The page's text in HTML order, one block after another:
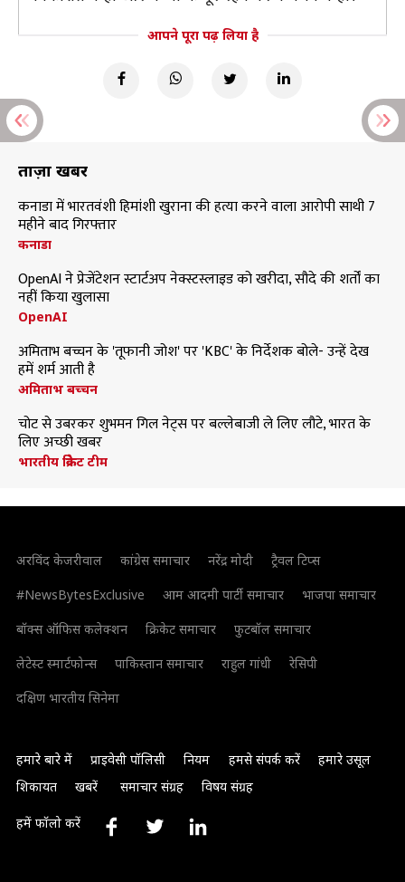
आपने पूरा पढ़ लिया है
ताज़ा खबरें
कनाडा में भारतवंशी हिमांशी खुराना की हत्या करने वाला आरोपी साथी 7
महीने बाद गिरफ्तार
कनाडा
OpenAI ने प्रेजेंटेशन स्टार्टअप नेक्स्टस्लाइड को खरीदा, सौदे की शर्तों का
नहीं किया खुलासा
OpenAI
अमिताभ बच्चन के 'तूफानी जोश' पर 'KBC' के निर्देशक बोले- उन्हें देख
हमें शर्म आती है
अमिताभ बच्चन
चोट से उबरकर शुभमन गिल नेट्स पर बल्लेबाजी ले लिए लौटे, भारत के
लिए अच्छी खबर
भारतीय क्रिकेट टीम
अरविंद केजरीवाल कांग्रेस समाचार नरेंद्र मोदी
ट्रैवल टिप्स
#NewsBytesExclusive
आम आदमी पार्टी समाचार
भाजपा समाचार
बॉक्स ऑफिस कलेक्शन
क्रिकेट समाचार
फुटबॉल समाचार
लेटेस्ट स्मार्टफोन्स
पाकिस्तान समाचार राहुल गांधी
रेसिपी
दक्षिण भारतीय सिनेमा
हमारे बारे में प्राइवेसी पॉलिसी नियम हमसे संपर्क करें
हमारे उसूल
शिकायत
खबरें समाचार संग्रह विषय संग्रह
हमें फॉलो करें